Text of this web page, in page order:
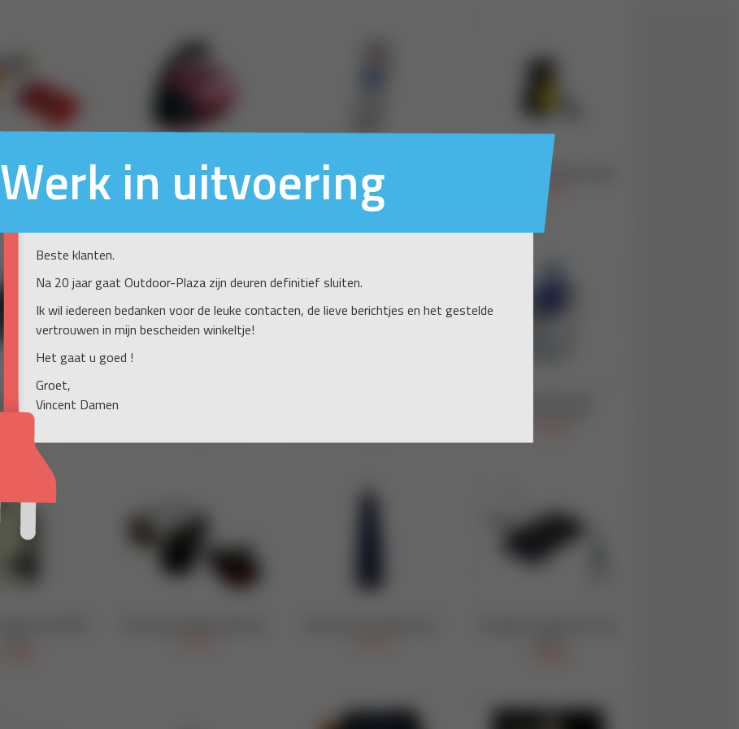
Werk in uitvoering
Beste klanten.
Na 20 jaar gaat Outdoor-Plaza zijn deuren definitief sluiten.
Ik wil iedereen bedanken voor de leuke contacten, de lieve berichtjes en het gestelde
vertrouwen in mijn bescheiden winkeltje!
Het gaat u goed !
Groet,
Vincent Damen